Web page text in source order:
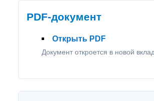
PDF-документ
Открыть PDF
Документ откроется в новой